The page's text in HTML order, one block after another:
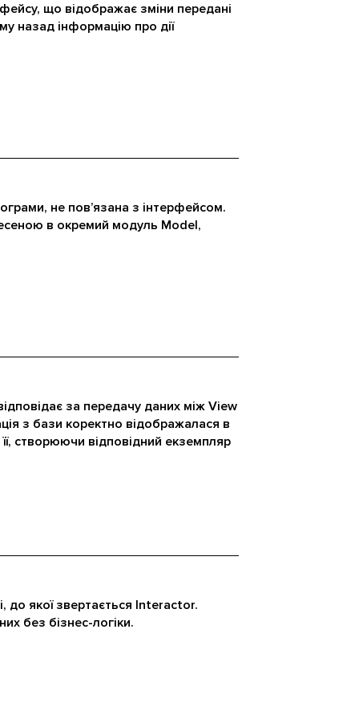
що відображає зміни передані
назад інформацію про дії
не пов’язана з інтерфейсом.
в окремий модуль Model,
за передачу даних між View
з бази коректно відображалася в
створюючи відповідний екземпляр
до якої звертається Interactor.
без бізнес-логіки.